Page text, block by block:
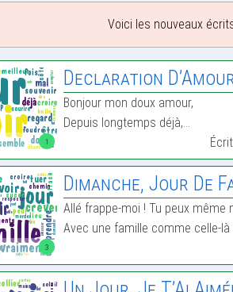
Voici les nouveaux
1
Declaration
Bonjour mon doux amour,
Depuis longtemps déjà,…
3
Dimanche, Jour De
Allé frappe-moi ! Tu peux même
Avec une famille comme celle-là